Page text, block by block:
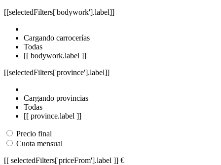
[[selectedFilters['bodywork'].label]]
Cargando carrocerías
Todas
[[ bodywork.label ]]
[[selectedFilters['province'].label]]
Cargando provincias
Todas
[[ province.label ]]
Precio final
Cuota mensual
[[ selectedFilters['priceFrom'].label ]] €